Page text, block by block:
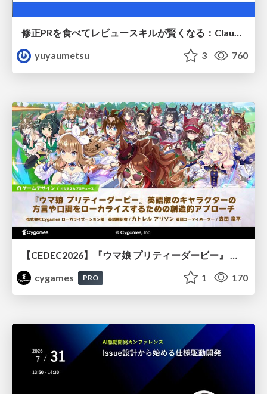
修正PRを食べてレビュースキルが賢くなる：Claude Codeによる自己改善サイクル
yuyaumetsu
3 760
cygames
PRO 1 170